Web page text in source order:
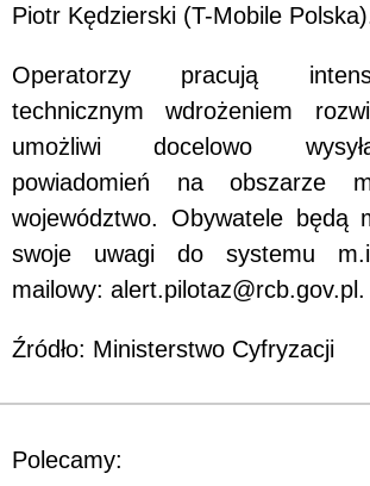
Piotr Kędzierski (T-Mobile
Operatorzy pracują
technicznym wdrożeniem
umożliwi docelowo
powiadomień na obszarze
województwo. Obywatele będą
swoje uwagi do systemu
mailowy: alert.pilotaz@rcb.gov.pl.
Źródło: Ministerstwo Cyfryzacji
Polecamy: